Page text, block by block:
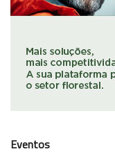
Eventos